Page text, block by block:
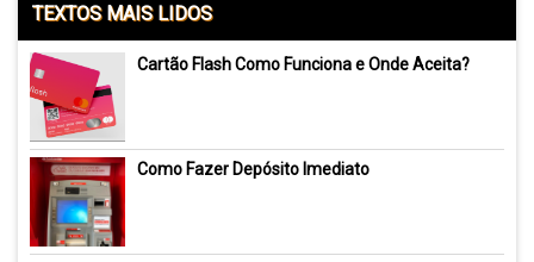
TEXTOS MAIS LIDOS
Cartão Flash Como Funciona e Onde Aceita?
Como Fazer Depósito Imediato